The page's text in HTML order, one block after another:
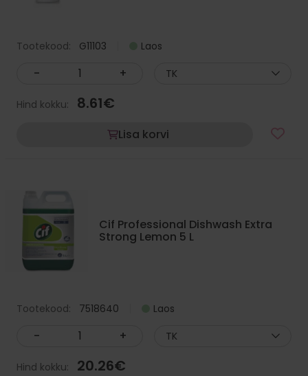
Tootekood: G11103 Laos
- + TK
Hind kokku: 8.61€
Lisa korvi
Cif Professional Dishwash Extra
Strong Lemon 5 L
Tootekood: 7518640 Laos
- + TK
Hind kokku: 20.26€